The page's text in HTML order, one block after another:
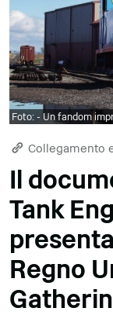
Foto: - Un fandom
Collegamento
Il
Tank
Regno